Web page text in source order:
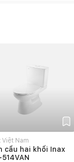
Việt Nam
cầu hai khối Inax
514VAN